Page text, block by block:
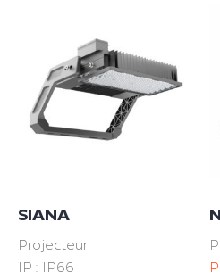
SIANA
Projecteur
IP : IP66